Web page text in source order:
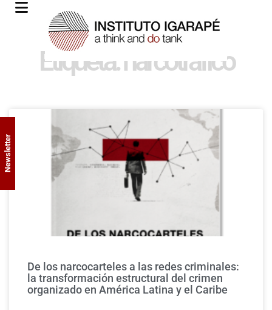
Etiqueta: narcotráfico
De los narcocarteles a las redes criminales:
la transformación estructural del crimen
organizado en América Latina y el Caribe
Newsletter